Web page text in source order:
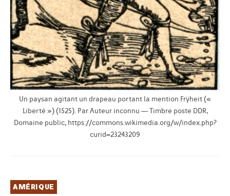
Un paysan agitant un drapeau portant la mention Frÿheit («
Liberté ») (1525). Par Auteur inconnu — Timbre poste DDR,
Domaine public, https://commons.wikimedia.org/w/index.php?
curid=23243209
AMÉRIQUE